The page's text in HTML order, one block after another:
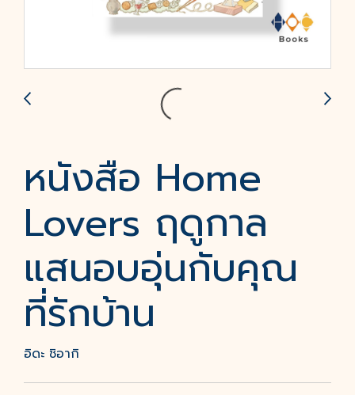
หนังสือ Home
Lovers ฤดูกาล
แสนอบอุ่นกับคุณ
ที่รักบ้าน
อิดะ ชิอากิ